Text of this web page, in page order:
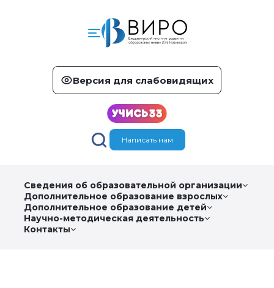
Версия для слабовидящих
Написать нам
Сведения об образовательной организации
Дополнительное образование взрослых
Дополнительное образование детей
Научно-методическая деятельность
Контакты